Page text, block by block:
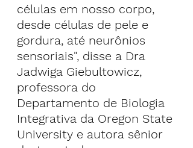
células em nosso corpo,
desde células de pele e
gordura, até neurônios
sensoriais", disse a Dra
Jadwiga Giebultowicz,
professora do
Departamento de Biologia
Integrativa da Oregon State
University e autora sênior